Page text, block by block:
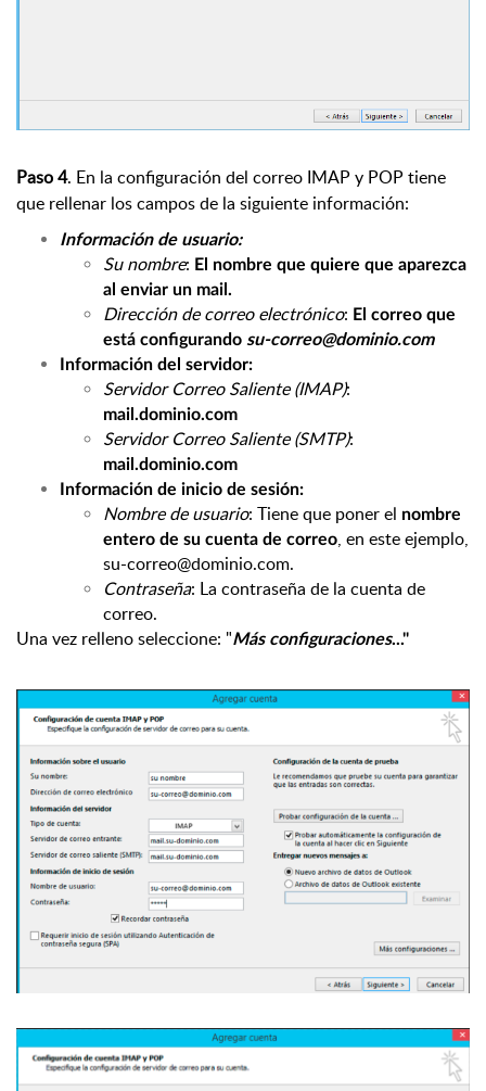
Paso 4. En la configuración del correo IMAP y POP tiene
que rellenar los campos de la siguiente información:
Información de usuario:
Su nombre: El nombre que quiere que aparezca
al enviar un mail.
Dirección de correo electrónico: El correo que
está configurando su-correo@dominio.com
Información del servidor:
Servidor Correo Saliente (IMAP):
mail.dominio.com
Servidor Correo Saliente (SMTP):
mail.dominio.com
Información de inicio de sesión:
Nombre de usuario: Tiene que poner el nombre
entero de su cuenta de correo, en este ejemplo,
su-correo@dominio.com.
Contraseña: La contraseña de la cuenta de
correo.
Una vez relleno seleccione: "Más configuraciones..."